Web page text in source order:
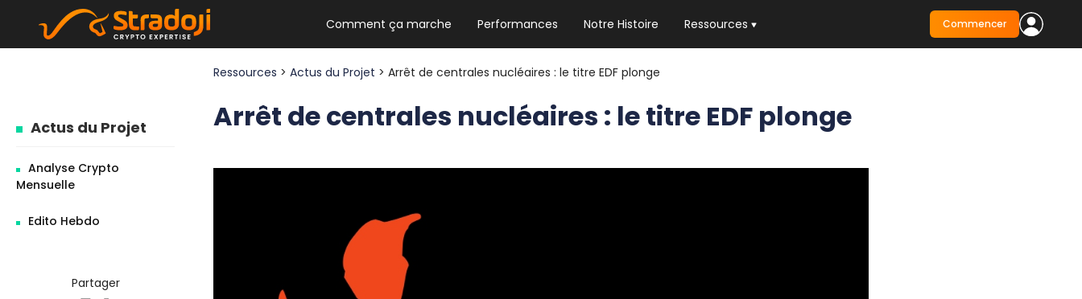
Comment ça marche Performances Notre Histoire Ressources
NEWSLETTER HEBDO
Les news crypto dont vous avez besoin
Le guide ultime pour débuter dans les
Commencer
Actus du Projet
Analyse Crypto
Mensuelle
Edito Hebdo
Partager
Ressources >Actus du Projet > Arrêt de centrales nucléaires : le titre EDF plonge
Arrêt de centrales nucléaires : le titre EDF plonge